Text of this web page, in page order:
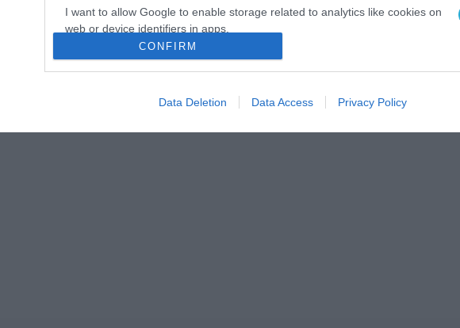
I want to allow Google to enable storage related to analytics like cookies on
web or device identifiers in apps.
I want to allow Google to enable storage related to functionality of the website
I want to allow Google to enable storage related to personalization.
CONFIRM
Data Deletion Data Access Privacy Policy